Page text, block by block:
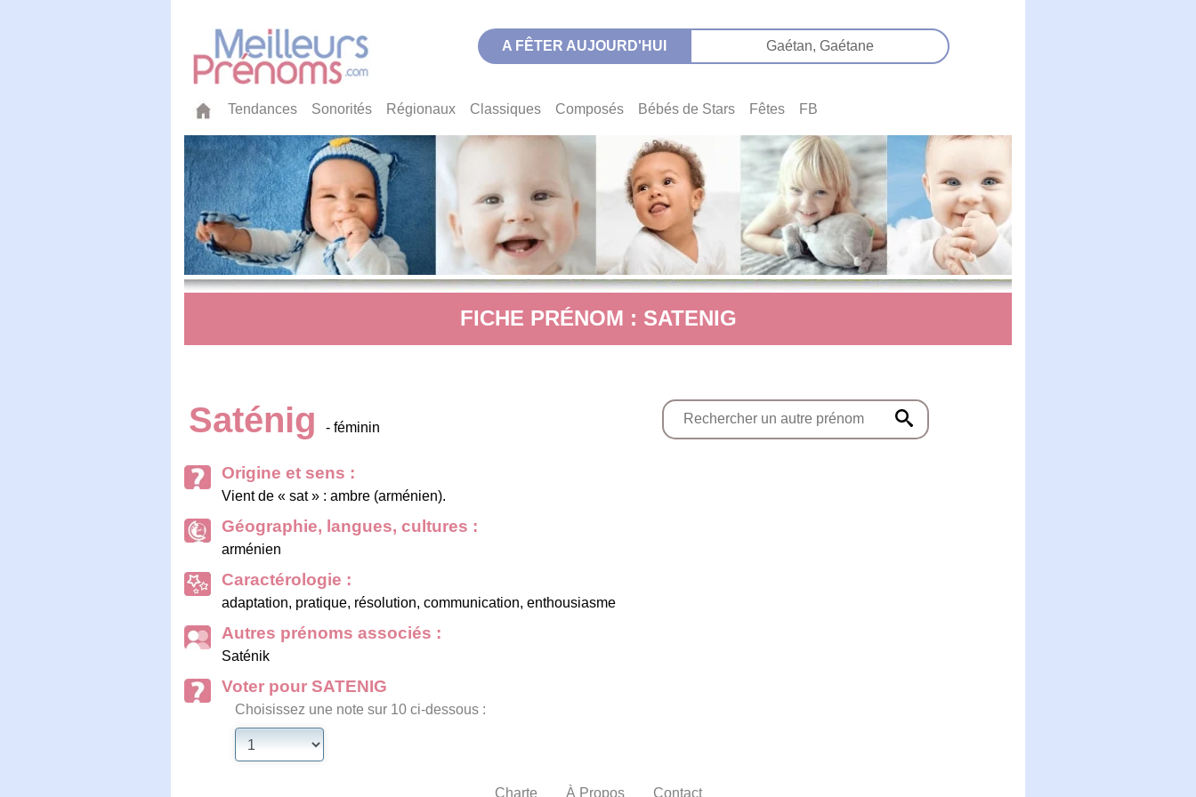
A FÊTER AUJOURD'HUI Gaétan, Gaétane
Tendances Sonorités Régionaux Classiques Composés Bébés de Stars Fêtes FB
FICHE PRÉNOM : SATENIG
Saténig - féminin
Origine et sens :
Vient de « sat » : ambre (arménien).
Géographie, langues, cultures :
arménien
Caractérologie :
adaptation, pratique, résolution, communication, enthousiasme
Autres prénoms associés :
Saténik
Voter pour SATENIG
Choisissez une note sur 10 ci-dessous :
Charte À Propos Contact